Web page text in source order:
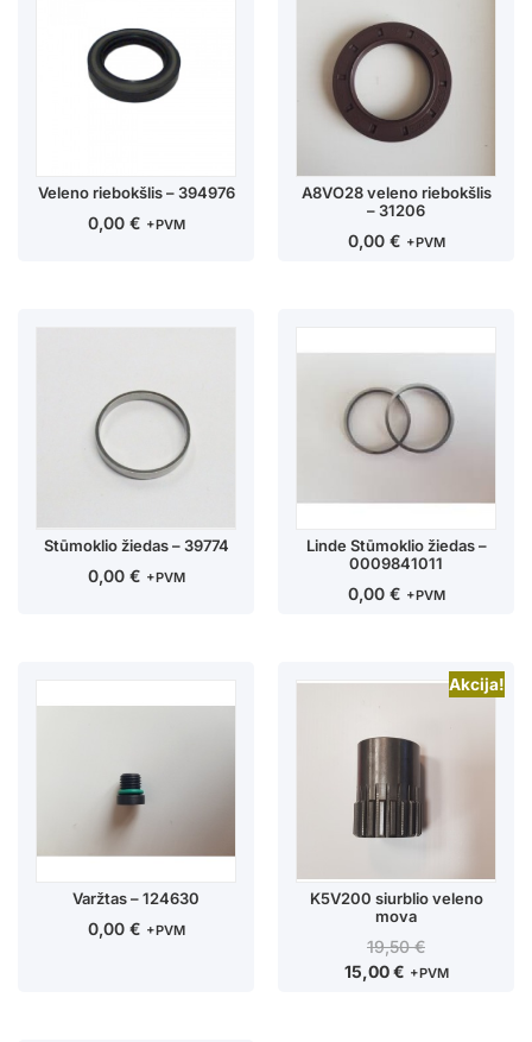
Veleno riebokšlis – 394976
0,00 € +PVM
A8VO28 veleno riebokšlis
– 31206
0,00 € +PVM
Stūmoklio žiedas – 39774
0,00 € +PVM
Linde Stūmoklio žiedas –
0009841011
0,00 € +PVM
Varžtas – 124630
0,00 € +PVM
Akcija!
K5V200 siurblio veleno
mova
19,50€
15,00€ +PVM